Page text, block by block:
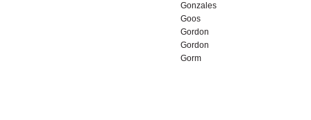
Gonzales
Goos
Gordon
Gordon
Gorm